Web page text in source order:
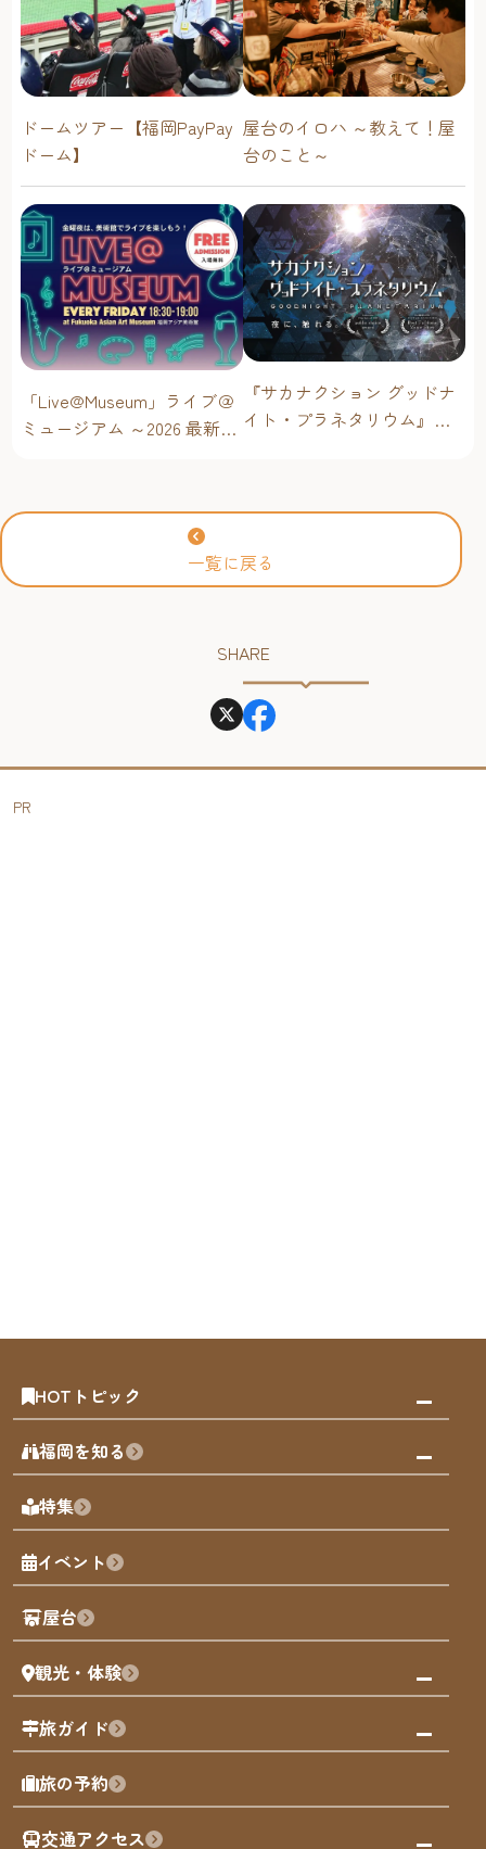
ドームツアー【福岡PayPay
ドーム】
屋台のイロハ ～教えて！屋
台のこと～
「Live@Museum」ライブ＠
ミュージアム ～2026 最新イ
『サカナクション グッドナ
イト・プラネタリウム』が
一覧に戻る
SHARE
PR
HOTトピック
みんなの旅行記
天神エリア
博多旧市街
福岡城
歴史・文化
福岡を知る
福岡の見どころ
福岡の魅力
観光カレンダー
観光PR動画
まち歩き
福岡グルメ
福岡を楽しむ
福岡のアート
福岡のナイトタイム
特集
イベント
屋台
観光・体験
観る・遊ぶ
屋台
買う
体験
旅ガイド
モデルコース
AIおまかせコース
旅の予約
交通アクセス